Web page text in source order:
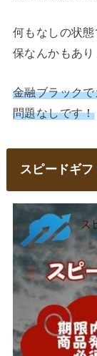
何もなしの状
保なんかもあり
金融ブラック
問題なしです！
スピードギ